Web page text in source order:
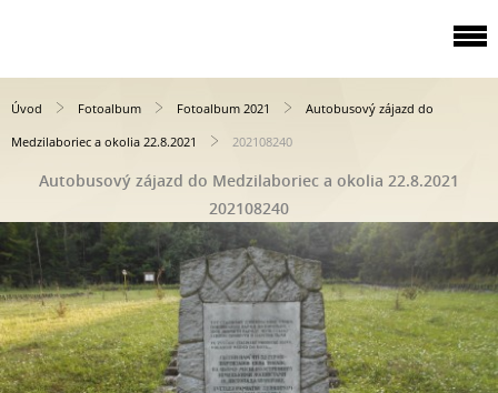
Úvod Fotoalbum Fotoalbum 2021
Autobusový zájazd do
Medzilaboriec a okolia 22.8.2021
202108240
Autobusový zájazd do Medzilaboriec a okolia 22.8.2021
202108240